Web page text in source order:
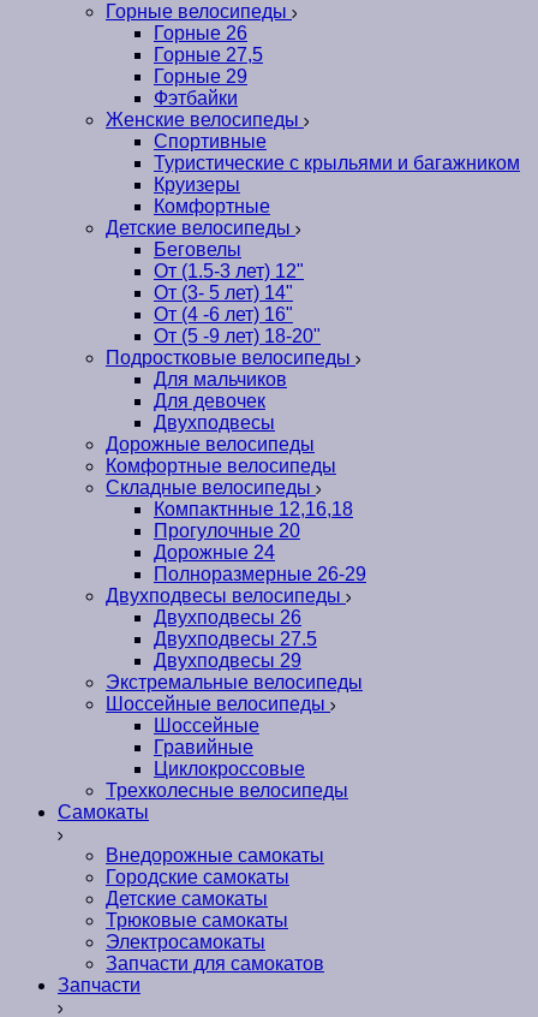
Горные велосипеды
Горные 26
Горные 27,5
Горные 29
Фэтбайки
Женские велосипеды
Спортивные
Туристические с крыльями и багажником
Круизеры
Комфортные
Детские велосипеды
Беговелы
От (1.5-3 лет) 12"
От (3- 5 лет) 14"
От (4 -6 лет) 16"
От (5 -9 лет) 18-20"
Подростковые велосипеды
Для мальчиков
Для девочек
Двухподвесы
Дорожные велосипеды
Комфортные велосипеды
Складные велосипеды
Компактнные 12,16,18
Прогулочные 20
Дорожные 24
Полноразмерные 26-29
Двухподвесы велосипеды
Двухподвесы 26
Двухподвесы 27.5
Двухподвесы 29
Экстремальные велосипеды
Шоссейные велосипеды
Шоссейные
Гравийные
Циклокроссовые
Трехколесные велосипеды
Самокаты
Внедорожные самокаты
Городские самокаты
Детские самокаты
Трюковые самокаты
Электросамокаты
Запчасти для самокатов
Запчасти